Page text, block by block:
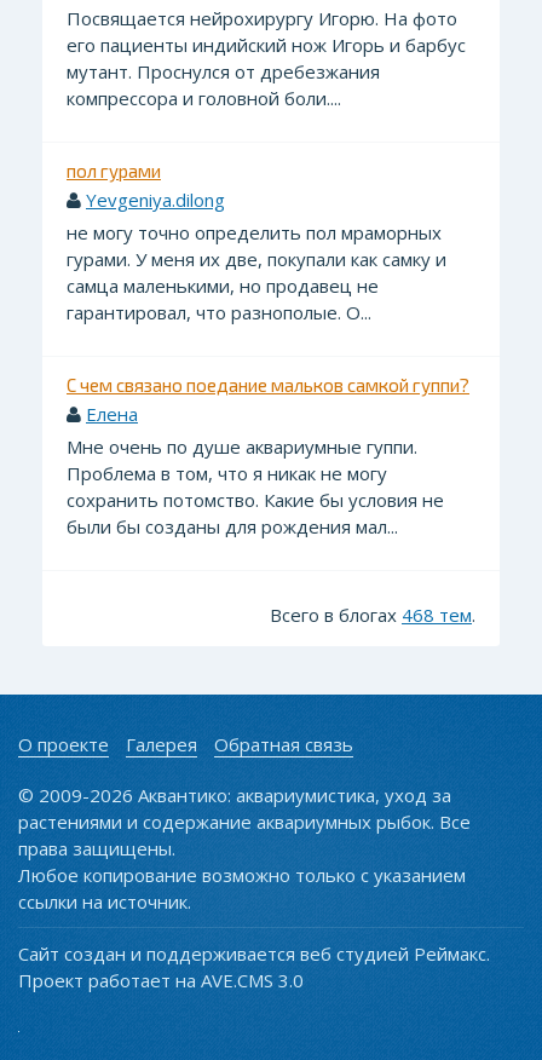
Посвящается нейрохирургу Игорю. На фото
его пациенты индийский нож Игорь и барбус
мутант. Проснулся от дребезжания
компрессора и головной боли....
пол гурами
Yevgeniya.dilong
не могу точно определить пол мраморных
гурами. У меня их две, покупали как самку и
самца маленькими, но продавец не
гарантировал, что разнополые. О...
С чем связано поедание мальков самкой гуппи?
Елена
Мне очень по душе аквариумные гуппи.
Проблема в том, что я никак не могу
сохранить потомство. Какие бы условия не
были бы созданы для рождения мал...
Всего в блогах 468 тем.
О проекте Галерея Обратная связь
© 2009-2026 Аквантико: аквариумистика, уход за
растениями и содержание аквариумных рыбок. Все
права защищены.
Любое копирование возможно только с указанием
ссылки на источник.
Сайт создан и поддерживается веб студией Реймакс.
Проект работает на AVE.CMS 3.0